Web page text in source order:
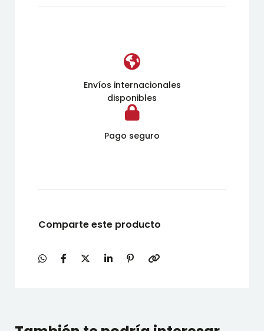
Envíos internacionales
disponibles
Pago seguro
Comparte este producto